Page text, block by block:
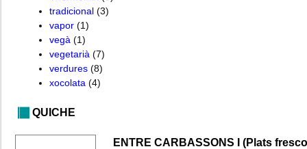
tradicional (3)
vapor (1)
vegà (1)
vegetarià (7)
verdures (8)
xocolata (4)
QUICHE
ENTRE CARBASSONS I (Plats